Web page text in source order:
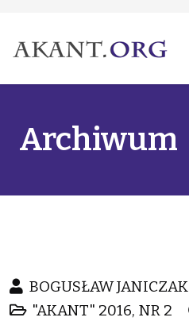
Archiwum
BOGUSŁAW JANICZAK
"AKANT" 2016, NR 2